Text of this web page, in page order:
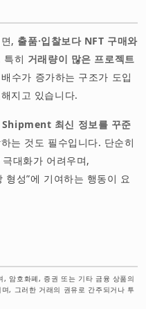
, 출품·입찰보다 NFT 구매와
특히 거래량이 많은 프로젝트
수가 증가하는 구조가 도입
지고 있습니다.
최신 정보를 꾸준
는 것도 필수입니다. 단순히
대화가 어려우며,
성”에 기여하는 행동이 요
, 암호화폐, 증권 또는 기타 금융 상품의
, 그러한 거래의 권유로 간주되거나 투